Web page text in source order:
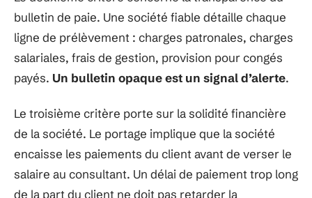
bulletin de paie. Une société fiable détaille chaque
ligne de prélèvement : charges patronales, charges
salariales, frais de gestion, provision pour congés
payés. Un bulletin opaque est un signal d’alerte.
Le troisième critère porte sur la solidité financière
de la société. Le portage implique que la société
encaisse les paiements du client avant de verser le
salaire au consultant. Un délai de paiement trop long
de la part du client ne doit pas retarder la